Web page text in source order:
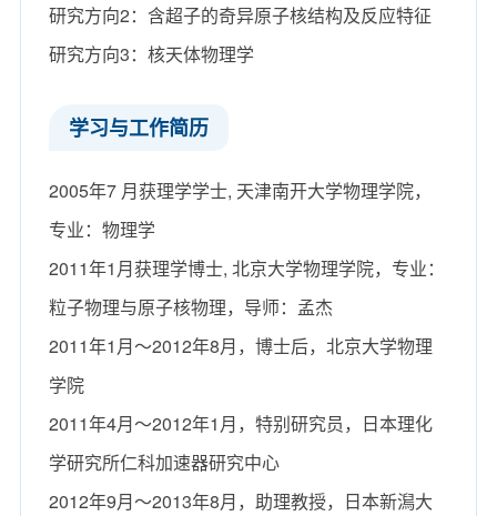
研究方向2：含超子的奇异原子核结构及反应特征
研究方向3：核天体物理学
学习与工作简历
2005年7 月获理学学士, 天津南开大学物理学院，
专业：物理学
2011年1月获理学博士, 北京大学物理学院，专业：
粒子物理与原子核物理，导师：孟杰
2011年1月～2012年8月，博士后，北京大学物理
学院
2011年4月～2012年1月，特别研究员，日本理化
学研究所仁科加速器研究中心
2012年9月～2013年8月，助理教授，日本新澙大